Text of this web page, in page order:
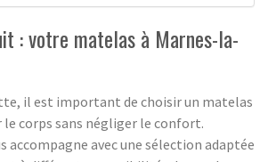
: votre matelas à Marnes-la-
il est important de choisir un matelas
le corps sans négliger le confort.
accompagne avec une sélection adaptée